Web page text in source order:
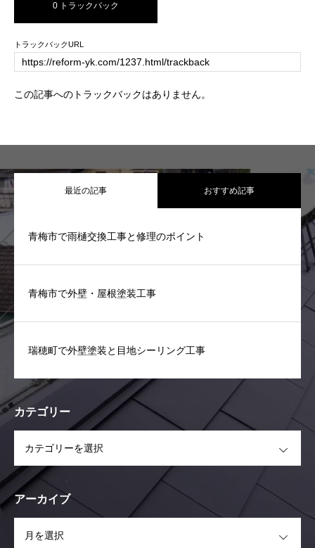
0 トラックバック
トラックバックURL
この記事へのトラックバックはありません。
最近の記事 おすすめ記事
青梅市で雨樋交換工事と修理のポイント
青梅市で外壁・屋根塗装工事
瑞穂町で外壁塗装と目地シーリング工事
カテゴリー
アーカイブ